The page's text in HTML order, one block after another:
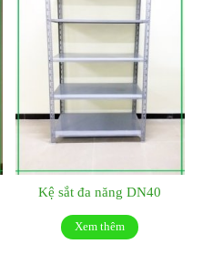
Kệ sắt đa năng DN40
Xem thêm